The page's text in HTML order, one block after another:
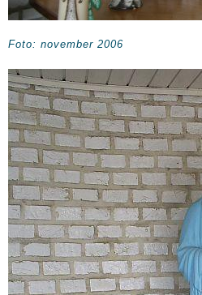
Foto: november 2006